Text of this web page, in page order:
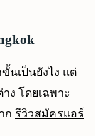
ขั้นเป็นยังไง แต่
ง โดยเฉพาะ
ก รีวิวสมัครแอร์